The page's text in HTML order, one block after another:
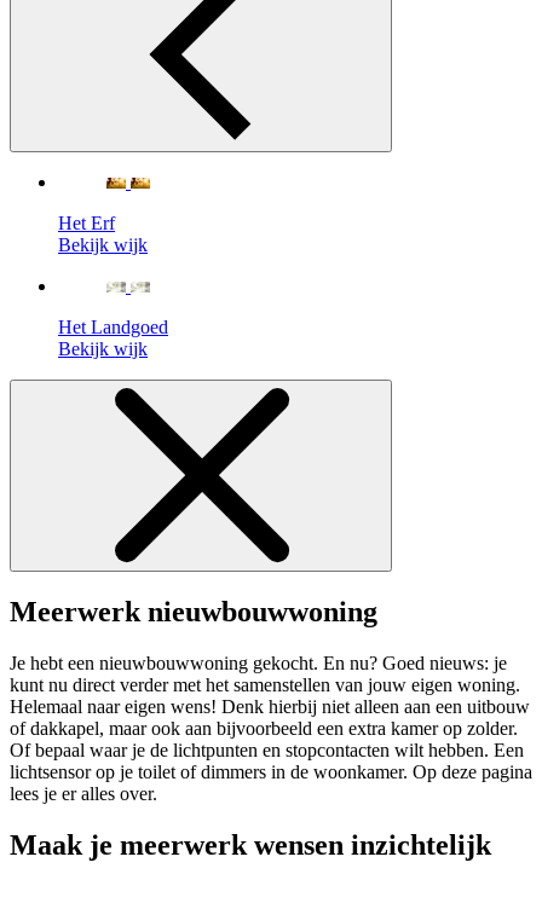
Het Erf
Bekijk wijk
Het Landgoed
Bekijk wijk
Meerwerk nieuwbouwwoning
Je hebt een nieuwbouwwoning gekocht. En nu? Goed nieuws: je
kunt nu direct verder met het samenstellen van jouw eigen woning.
Helemaal naar eigen wens! Denk hierbij niet alleen aan een uitbouw
of dakkapel, maar ook aan bijvoorbeeld een extra kamer op zolder.
Of bepaal waar je de lichtpunten en stopcontacten wilt hebben. Een
lichtsensor op je toilet of dimmers in de woonkamer. Op deze pagina
lees je er alles over.
Maak je meerwerk wensen inzichtelijk